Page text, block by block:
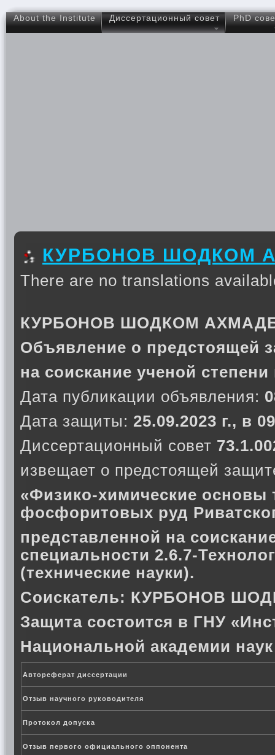
About the Institute Диссертационный совет PhD
КУРБОНОВ ШОДКОМ
There are no translations
КУРБОНОВ ШОДКОМ
Объявление о предстоящей
на соискание ученой
Дата публикации объявления:
Дата защиты: 25.09.2023 г., в
Диссертационный совет
извещает о предстоящей
«Физико-химические основы
фосфоритовых руд
представленной на
специальности 2.6.7-
(технические науки).
Соискатель: КУРБОНОВ
Защита состоится в ГНУ
Национальной академии
Автореферат диссертации
Отзыв научного руководителя
Протокол допуска
Отзыв первого официального оппонента